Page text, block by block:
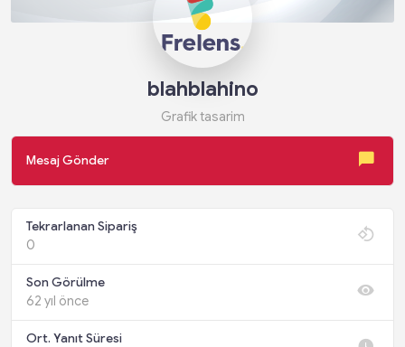
blahblahino
Grafik tasarim
Mesaj Gönder
Tekrarlanan Sipariş
0
Son Görülme
62 yıl önce
Ort. Yanıt Süresi